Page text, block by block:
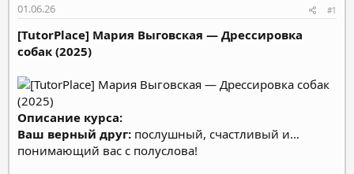
м
ы
а
а
01.06.26 #1
[TutorPlace] Мария Выговская ― Дрессировка
собак (2025)
Описание курса:
Ваш верный друг: послушный, счастливый и…
понимающий вас с полуслова!